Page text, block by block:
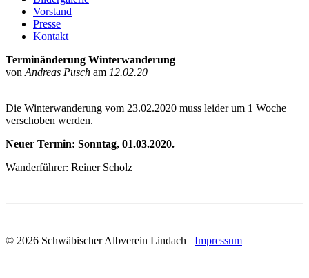
Vorstand
Presse
Kontakt
Terminänderung Winterwanderung
von Andreas Pusch am 12.02.20
Die Winterwanderung vom 23.02.2020 muss leider um 1 Woche
verschoben werden.
Neuer Termin: Sonntag, 01.03.2020.
Wanderführer: Reiner Scholz
© 2026 Schwäbischer Albverein Lindach Impressum